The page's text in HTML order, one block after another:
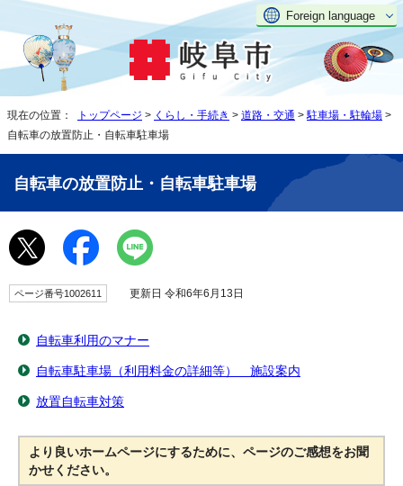
Foreign language
現在の位置： トップページ > くらし・手続き > 道路・交通 > 駐車場・駐輪場 >
自転車の放置防止・自転車駐車場
自転車の放置防止・自転車駐車場
ページ番号1002611 更新日 令和6年6月13日
自転車利用のマナー
自転車駐車場（利用料金の詳細等） 施設案内
放置自転車対策
より良いホームページにするために、ページのご感想をお聞
かせください。